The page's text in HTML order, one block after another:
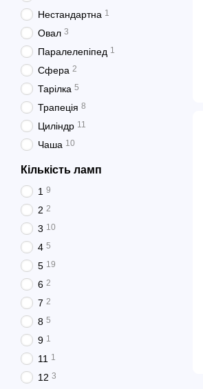
Нестандартна 1
Овал 3
Паралелепіпед 1
Сфера 2
Тарілка 5
Трапеція 8
Циліндр 11
Чаша 10
Кількість ламп
1 9
2 2
3 10
4 5
5 19
6 2
7 2
8 5
9 1
11 1
12 3